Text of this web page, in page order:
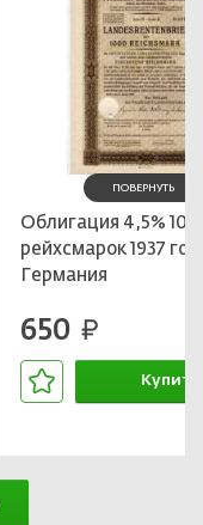
ПОВЕРНУТЬ
Облигация 4,5%
рейхсмарок 1937
Германия
650 руб.
Купить